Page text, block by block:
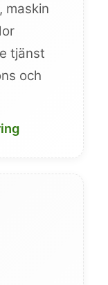
maskin
tjänst
och